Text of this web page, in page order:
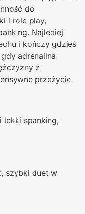
do
i role play,
Najlepiej
i kończy gdzieś
adrenalina
z
przeżycie
lekki spanking,
szybki duet w